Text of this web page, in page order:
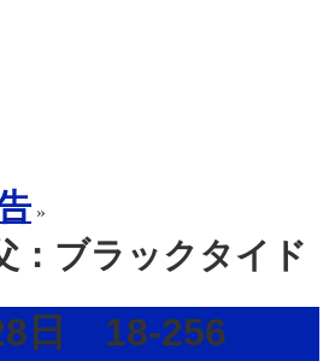
»
ブラックタイド
日 18-256